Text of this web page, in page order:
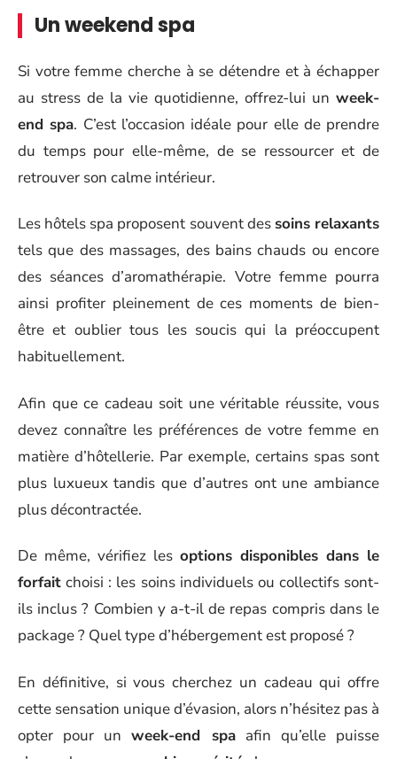
Un weekend spa
Si votre femme cherche à se détendre et à échapper
au stress de la vie quotidienne, offrez-lui un week-
end spa. C’est l’occasion idéale pour elle de prendre
du temps pour elle-même, de se ressourcer et de
retrouver son calme intérieur.
Les hôtels spa proposent souvent des soins relaxants
tels que des massages, des bains chauds ou encore
des séances d’aromathérapie. Votre femme pourra
ainsi profiter pleinement de ces moments de bien-
être et oublier tous les soucis qui la préoccupent
habituellement.
Afin que ce cadeau soit une véritable réussite, vous
devez connaître les préférences de votre femme en
matière d’hôtellerie. Par exemple, certains spas sont
plus luxueux tandis que d’autres ont une ambiance
plus décontractée.
De même, vérifiez les options disponibles dans le
forfait choisi : les soins individuels ou collectifs sont-
ils inclus ? Combien y a-t-il de repas compris dans le
package ? Quel type d’hébergement est proposé ?
En définitive, si vous cherchez un cadeau qui offre
cette sensation unique d’évasion, alors n’hésitez pas à
opter pour unweek-end spaafin qu’elle puisse